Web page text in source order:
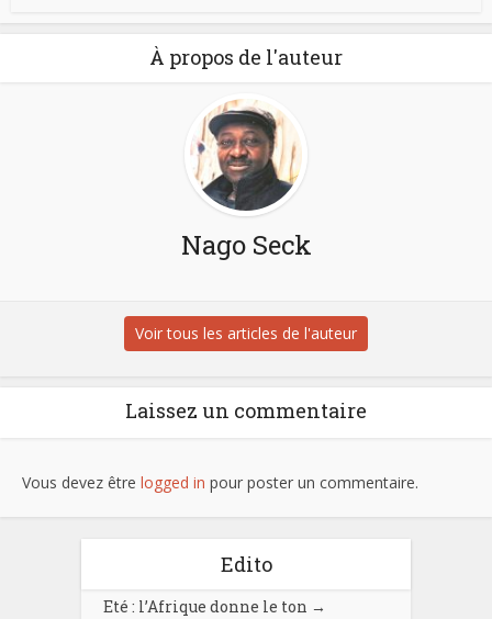
À propos de l'auteur
Nago Seck
Voir tous les articles de l'auteur
Laissez un commentaire
Vous devez être logged in pour poster un commentaire.
Edito
Eté : l’Afrique donne le ton →